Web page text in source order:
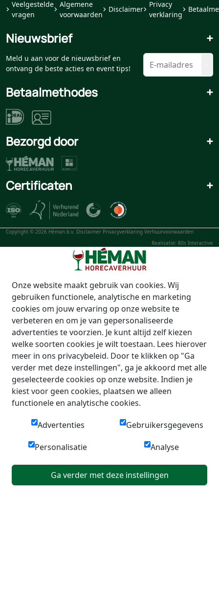
Veelgestelde
vragen
Algemene
voorwaarden
Disclaimer
Privacy
verklaring
Nieuwsbrief +
Meld u aan voor de nieuwsbrief en
ontvang de beste acties en event tips!
Betaalmethodes +
Bezorgd door +
Certificaten +
Copyright © 2026 Héman b.v. Disclaimer Privacyverklaring Verhuurvoorwaarden
Realisatie: 80s Interactive
Onze website maakt gebruik van cookies. Wij
gebruiken functionele, analytische en marketing
cookies om jouw ervaring op onze website te
verbeteren en om je van gepersonaliseerde
advertenties te voorzien. Je kunt altijd zelf kiezen
welke soorten cookies je wilt toestaan. Lees hierover
meer in ons privacybeleid. Door te klikken op "Ga
verder met deze instellingen", ga je akkoord met alle
geselecteerde cookies op onze website. Indien je
kiest voor geen cookies, plaatsen we alleen
functionele en analytische cookies.
Advertenties Gebruikersgegevens
Personalisatie Analyse
Ga verder met deze instellingen